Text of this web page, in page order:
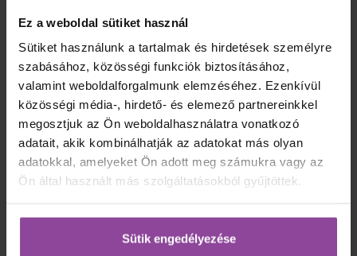
Ez a weboldal sütiket használ
Sütiket használunk a tartalmak és hirdetések személyre
szabásához, közösségi funkciók biztosításához,
valamint weboldalforgalmunk elemzéséhez. Ezenkívül
közösségi média-, hirdető- és elemező partnereinkkel
megosztjuk az Ön weboldalhasználatra vonatkozó
adatait, akik kombinálhatják az adatokat más olyan
adatokkal, amelyeket Ön adott meg számukra vagy az
Ön által használt más szolgáltatásokból gyűjtöttek.
Sütik engedélyezése
imádom a szakmámat. Ezzel egy kicsit mindig
meglepem őket, de tartalmas és hasznos
beszélgetéseket indítok el. Hiszem, hogy mindenkit
át lehet billenteni a pozitív irányba és a
tapasztalaim is ezt mutatják. Egy idő után nagyon jó
dinamika alakul ki a csoportban. Várják a szombati
napok interaktív blokkjait, amikor ők is behozhatják a
saját történeteiket. Időnként olyan különleges
esetekről számolnak be, amelyekre kevesen nyernek
bepillantást a mindennapokban, mint például egy
érdekel. Ugyanígy lelkesednek, amikor gyakorlaton
olyan szakterület működését nézzük meg, amelyet